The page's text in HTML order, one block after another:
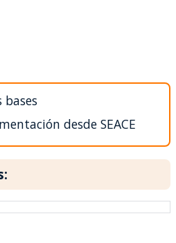
bases
desde SEACE